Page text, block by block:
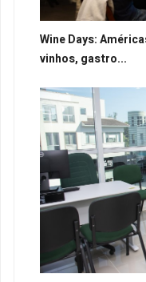
Wine Days:
vinhos, gastro...